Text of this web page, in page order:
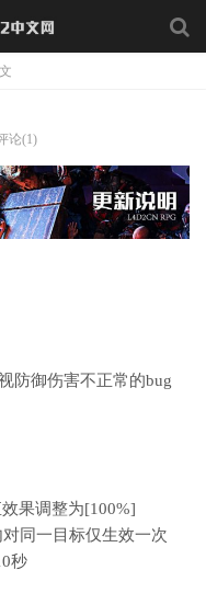
论(1)
防御伤害不正常的bug
果调整为[100%]
同一目标仅生效一次
秒